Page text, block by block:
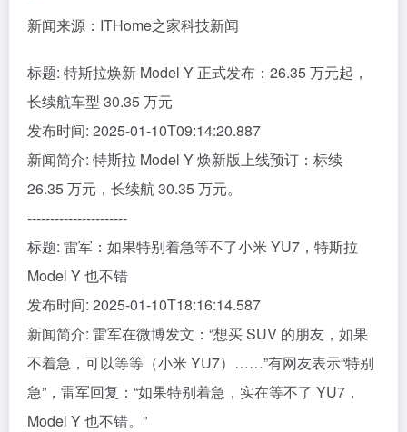
新闻来源：ITHome之家科技新闻
标题: 特斯拉焕新 Model Y 正式发布：26.35 万元起，
长续航车型 30.35 万元
发布时间: 2025-01-10T09:14:20.887
新闻简介: 特斯拉 Model Y 焕新版上线预订：标续
26.35 万元，长续航 30.35 万元。
----------------------
标题: 雷军：如果特别着急等不了小米 YU7，特斯拉
Model Y 也不错
发布时间: 2025-01-10T18:16:14.587
新闻简介: 雷军在微博发文：“想买 SUV 的朋友，如果
不着急，可以等等（小米 YU7）……”有网友表示“特别
急”，雷军回复：“如果特别着急，实在等不了 YU7，
Model Y 也不错。”